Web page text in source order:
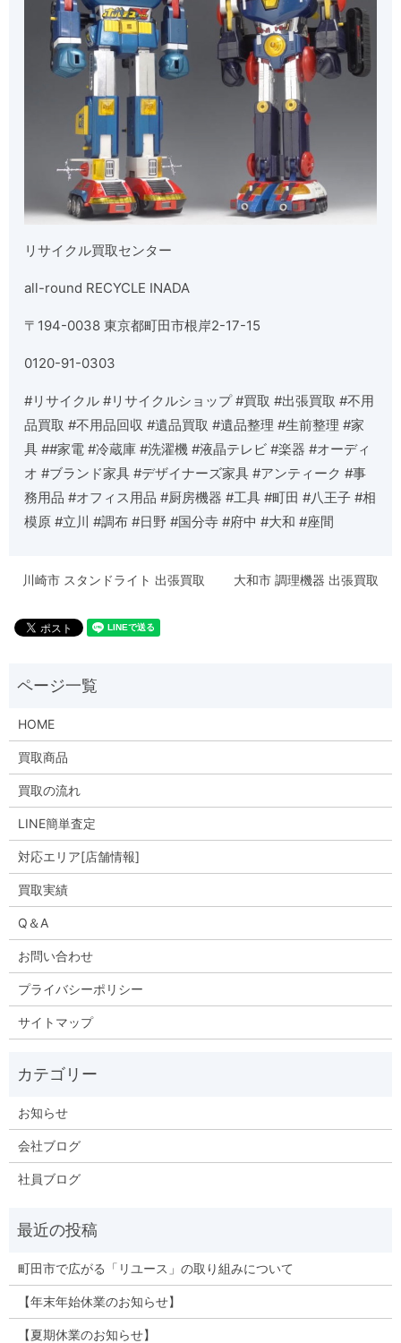
リサイクル買取センター
all-round RECYCLE INADA
〒194-0038 東京都町田市根岸2-17-15
0120-91-0303
#リサイクル #リサイクルショップ #買取 #出張買取 #不用
品買取 #不用品回収 #遺品買取 #遺品整理 #生前整理 #家
具 ##家電 #冷蔵庫 #洗濯機 #液晶テレビ #楽器 #オーディ
オ #ブランド家具 #デザイナーズ家具 #アンティーク #事
務用品 #オフィス用品 #厨房機器 #工具 #町田 #八王子 #相
模原 #立川 #調布 #日野 #国分寺 #府中 #大和 #座間
川崎市 スタンドライト 出張買取 大和市 調理機器 出張買取
HOME
買取商品
買取の流れ
LINE簡単査定
対応エリア[店舗情報]
買取実績
Q＆A
お問い合わせ
プライバシーポリシー
サイトマップ
お知らせ
会社ブログ
社員ブログ
町田市で広がる「リユース」の取り組みについて
【年末年始休業のお知らせ】
【夏期休業のお知らせ】